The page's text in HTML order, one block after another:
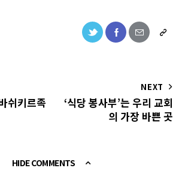
쉬키르족
NEXT
‘식당 봉사부’는 우리 교회
의 가장 바쁜 곳
HIDE COMMENTS